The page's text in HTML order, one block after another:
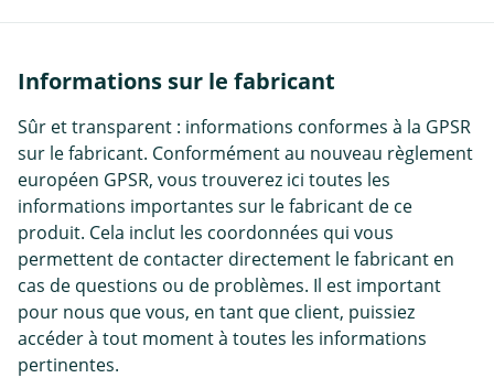
Informations sur le fabricant
Sûr et transparent : informations conformes à la GPSR
sur le fabricant. Conformément au nouveau règlement
européen GPSR, vous trouverez ici toutes les
informations importantes sur le fabricant de ce
produit. Cela inclut les coordonnées qui vous
permettent de contacter directement le fabricant en
cas de questions ou de problèmes. Il est important
pour nous que vous, en tant que client, puissiez
accéder à tout moment à toutes les informations
pertinentes.